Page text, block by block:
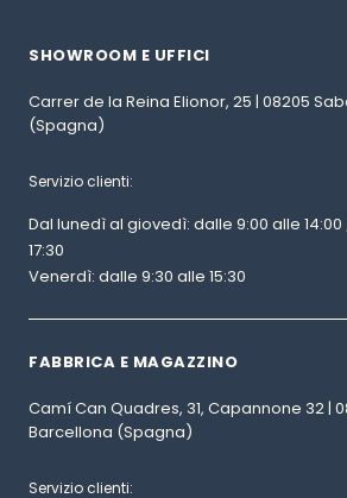
SHOWROOM E UFFICI
Carrer de la Reina Elionor, 25 | 08205
(Spagna)
Servizio clienti:
Dal lunedì al giovedì: dalle 9:00 alle 14:00
17:30
Venerdì: dalle 9:30 alle 15:30
FABBRICA E MAGAZZINO
Camí Can Quadres, 31, Capannone 32 |
Barcellona (Spagna)
Servizio clienti: